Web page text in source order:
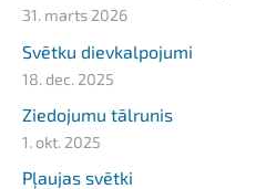
31. marts 2026
Svētku dievkalpojumi
18. dec. 2025
Ziedojumu tālrunis
1. okt. 2025
Pļaujas svētki